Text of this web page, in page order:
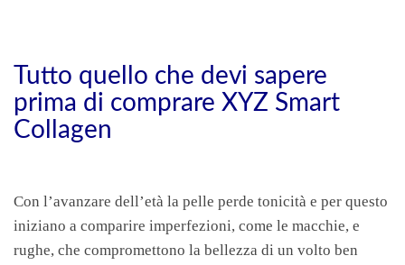
Tutto quello che devi sapere
prima di comprare XYZ Smart
Collagen
Con l’avanzare dell’età la pelle perde tonicità e per questo
iniziano a comparire imperfezioni, come le macchie, e
rughe, che compromettono la bellezza di un volto ben